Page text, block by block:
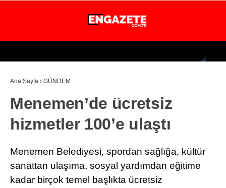
27.1
İSTANBUL
GÜNDEM
EKONOMİ
DÜNYA
SPOR
SAĞLIK
Ana Sayfa › GÜNDEM
Menemen’de ücretsiz
hizmetler 100’e ulaştı
Menemen Belediyesi, spordan sağlığa, kültür
sanattan ulaşıma, sosyal yardımdan eğitime
kadar birçok temel başlıkta ücretsiz